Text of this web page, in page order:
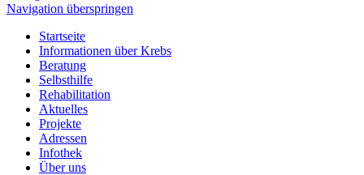
Navigation überspringen
Startseite
Informationen über Krebs
Beratung
Selbsthilfe
Rehabilitation
Aktuelles
Projekte
Adressen
Infothek
Über uns